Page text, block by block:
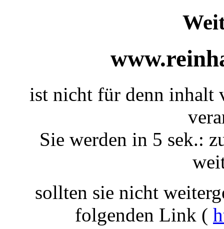
ist nicht für denn inhalt
Sie werden in 5 sek.:
sollten sie nicht
folgenden Link (